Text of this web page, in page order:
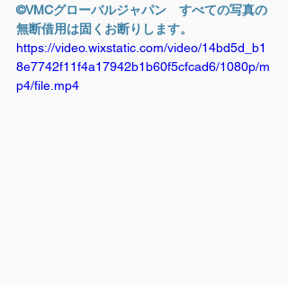
©VMCグローバルジャパン　すべての写真の
無断借用は固くお断りします。
https://video.wixstatic.com/video/14bd5d_b1
8e7742f11f4a17942b1b60f5cfcad6/1080p/m
p4/file.mp4